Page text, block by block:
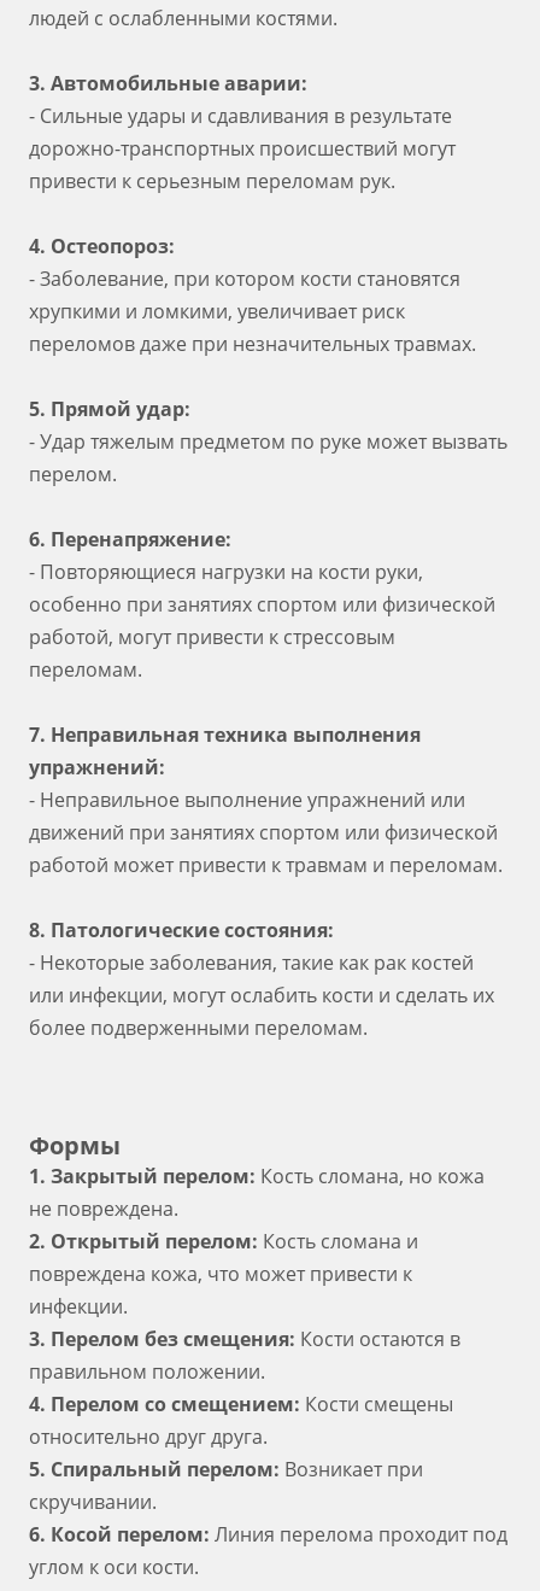
людей с ослабленными костями.
3. Автомобильные аварии:
- Сильные удары и сдавливания в результате
дорожно-транспортных происшествий могут
привести к серьезным переломам рук.
4. Остеопороз:
- Заболевание, при котором кости становятся
хрупкими и ломкими, увеличивает риск
переломов даже при незначительных травмах.
5. Прямой удар:
- Удар тяжелым предметом по руке может вызвать
перелом.
6. Перенапряжение:
- Повторяющиеся нагрузки на кости руки,
особенно при занятиях спортом или физической
работой, могут привести к стрессовым
переломам.
7. Неправильная техника выполнения
упражнений:
- Неправильное выполнение упражнений или
движений при занятиях спортом или физической
работой может привести к травмам и переломам.
8. Патологические состояния:
- Некоторые заболевания, такие как рак костей
или инфекции, могут ослабить кости и сделать их
более подверженными переломам.
Формы
1. Закрытый перелом: Кость сломана, но кожа
не повреждена.
2. Открытый перелом: Кость сломана и
повреждена кожа, что может привести к
инфекции.
3. Перелом без смещения: Кости остаются в
правильном положении.
4. Перелом со смещением: Кости смещены
относительно друг друга.
5. Спиральный перелом: Возникает при
скручивании.
6. Косой перелом: Линия перелома проходит под
углом к оси кости.